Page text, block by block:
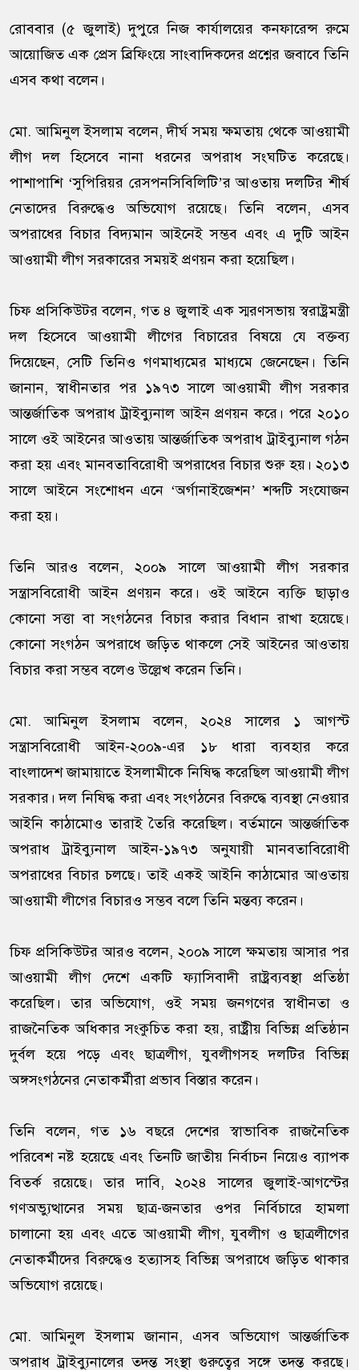
রোববার (৫ জুলাই) দুপুরে নিজ কার্যালয়ের কনফারেন্স রুমে
আয়োজিত এক প্রেস ব্রিফিংয়ে সাংবাদিকদের প্রশ্নের জবাবে তিনি
এসব কথা বলেন।
মো. আমিনুল ইসলাম বলেন, দীর্ঘ সময় ক্ষমতায় থেকে আওয়ামী
লীগ দল হিসেবে নানা ধরনের অপরাধ সংঘটিত করেছে।
পাশাপাশি ‘সুপিরিয়র রেসপনসিবিলিটি’র আওতায় দলটির শীর্ষ
নেতাদের বিরুদ্ধেও অভিযোগ রয়েছে। তিনি বলেন, এসব
অপরাধের বিচার বিদ্যমান আইনেই সম্ভব এবং এ দুটি আইন
আওয়ামী লীগ সরকারের সময়ই প্রণয়ন করা হয়েছিল।
চিফ প্রসিকিউটর বলেন, গত ৪ জুলাই এক স্মরণসভায় স্বরাষ্ট্রমন্ত্রী
দল হিসেবে আওয়ামী লীগের বিচারের বিষয়ে যে বক্তব্য
দিয়েছেন, সেটি তিনিও গণমাধ্যমের মাধ্যমে জেনেছেন। তিনি
জানান, স্বাধীনতার পর ১৯৭৩ সালে আওয়ামী লীগ সরকার
আন্তর্জাতিক অপরাধ ট্রাইব্যুনাল আইন প্রণয়ন করে। পরে ২০১০
সালে ওই আইনের আওতায় আন্তর্জাতিক অপরাধ ট্রাইব্যুনাল গঠন
করা হয় এবং মানবতাবিরোধী অপরাধের বিচার শুরু হয়। ২০১৩
সালে আইনে সংশোধন এনে ‘অর্গানাইজেশন’ শব্দটি সংযোজন
করা হয়।
তিনি আরও বলেন, ২০০৯ সালে আওয়ামী লীগ সরকার
সন্ত্রাসবিরোধী আইন প্রণয়ন করে। ওই আইনে ব্যক্তি ছাড়াও
কোনো সত্তা বা সংগঠনের বিচার করার বিধান রাখা হয়েছে।
কোনো সংগঠন অপরাধে জড়িত থাকলে সেই আইনের আওতায়
বিচার করা সম্ভব বলেও উল্লেখ করেন তিনি।
মো. আমিনুল ইসলাম বলেন, ২০২৪ সালের ১ আগস্ট
সন্ত্রাসবিরোধী আইন-২০০৯-এর ১৮ ধারা ব্যবহার করে
বাংলাদেশ জামায়াতে ইসলামীকে নিষিদ্ধ করেছিল আওয়ামী লীগ
সরকার। দল নিষিদ্ধ করা এবং সংগঠনের বিরুদ্ধে ব্যবস্থা নেওয়ার
আইনি কাঠামোও তারাই তৈরি করেছিল। বর্তমানে আন্তর্জাতিক
অপরাধ ট্রাইব্যুনাল আইন-১৯৭৩ অনুযায়ী মানবতাবিরোধী
অপরাধের বিচার চলছে। তাই একই আইনি কাঠামোর আওতায়
আওয়ামী লীগের বিচারও সম্ভব বলে তিনি মন্তব্য করেন।
চিফ প্রসিকিউটর আরও বলেন, ২০০৯ সালে ক্ষমতায় আসার পর
আওয়ামী লীগ দেশে একটি ফ্যাসিবাদী রাষ্ট্রব্যবস্থা প্রতিষ্ঠা
করেছিল। তার অভিযোগ, ওই সময় জনগণের স্বাধীনতা ও
রাজনৈতিক অধিকার সংকুচিত করা হয়, রাষ্ট্রীয় বিভিন্ন প্রতিষ্ঠান
দুর্বল হয়ে পড়ে এবং ছাত্রলীগ, যুবলীগসহ দলটির বিভিন্ন
অঙ্গসংগঠনের নেতাকর্মীরা প্রভাব বিস্তার করেন।
তিনি বলেন, গত ১৬ বছরে দেশের স্বাভাবিক রাজনৈতিক
পরিবেশ নষ্ট হয়েছে এবং তিনটি জাতীয় নির্বাচন নিয়েও ব্যাপক
বিতর্ক রয়েছে। তার দাবি, ২০২৪ সালের জুলাই-আগস্টের
গণঅভ্যুত্থানের সময় ছাত্র-জনতার ওপর নির্বিচারে হামলা
চালানো হয় এবং এতে আওয়ামী লীগ, যুবলীগ ও ছাত্রলীগের
নেতাকর্মীদের বিরুদ্ধেও হত্যাসহ বিভিন্ন অপরাধে জড়িত থাকার
অভিযোগ রয়েছে।
মো. আমিনুল ইসলাম জানান, এসব অভিযোগ আন্তর্জাতিক
অপরাধ ট্রাইব্যুনালের তদন্ত সংস্থা গুরুত্বের সঙ্গে তদন্ত করছে।